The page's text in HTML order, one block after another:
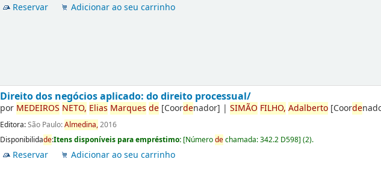
Reservar Adicionar ao seu carrinho
Direito dos negócios aplicado: do direito processual/
por MEDEIROS NETO, Elias Marques de [Coordenador] |SIMÃO FILHO, Adalberto [Coorde
Editora:São Paulo:Almedina,2016
Disponibilidade:Itens disponíveis para empréstimo: [Númerodechamada:342.2 D598](2).
Reservar Adicionar ao seu carrinho